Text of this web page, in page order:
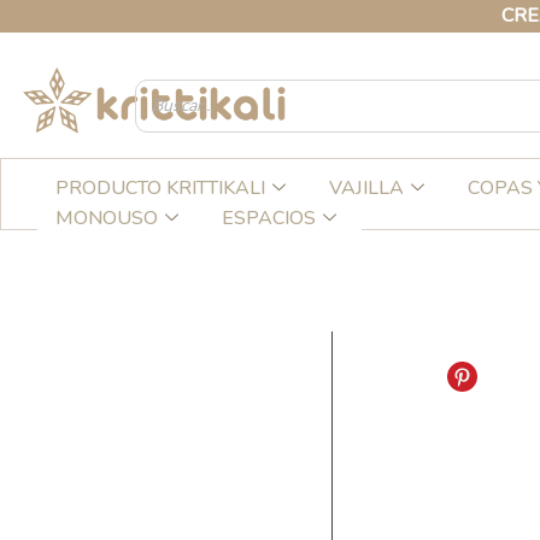
CREA TU
contenido
PRODUCTO KRITTIKALI VAJILLA COPAS
MONOUSO
ESPACIOS